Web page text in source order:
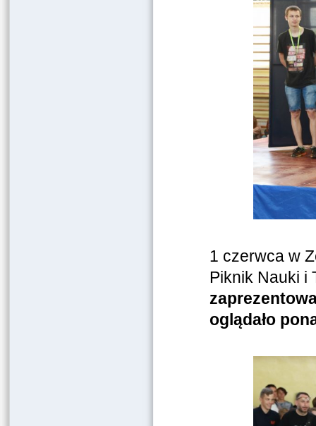
1 czerwca w
Piknik Nauki i
oglądało